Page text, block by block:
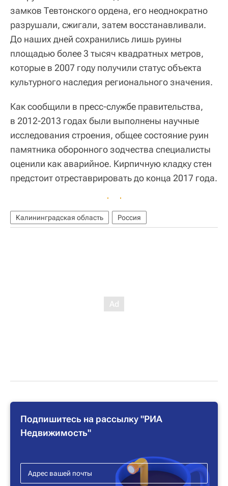
замков Тевтонского ордена, его неоднократно
разрушали, сжигали, затем восстанавливали.
До наших дней сохранились лишь руины
площадью более 3 тысяч квадратных метров,
которые в 2007 году получили статус объекта
культурного наследия регионального значения.
Как сообщили в пресс-службе правительства,
в 2012-2013 годах были выполнены научные
исследования строения, общее состояние руин
памятника оборонного зодчества специалисты
оценили как аварийное. Кирпичную кладку стен
предстоит отреставрировать до конца 2017 года.
Калининградская область Россия
Подпишитесь на рассылку "РИА
Недвижимость"